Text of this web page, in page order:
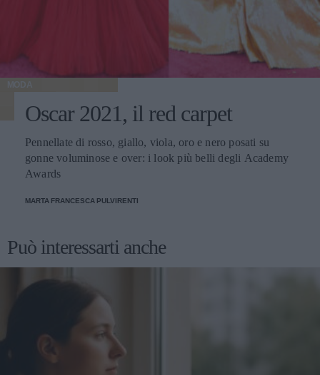
MODA
Oscar 2021, il red carpet
Pennellate di rosso, giallo, viola, oro e nero posati su
gonne voluminose e over: i look più belli degli Academy
Awards
MARTA FRANCESCA PULVIRENTI
Può interessarti anche